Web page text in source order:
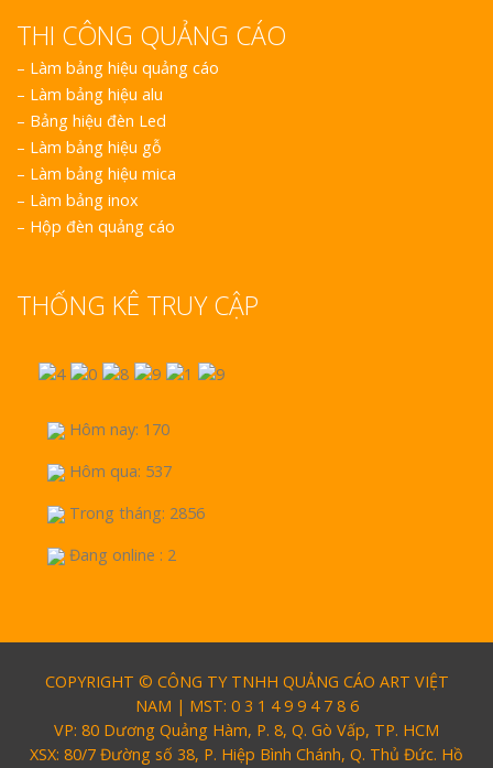
THI CÔNG QUẢNG CÁO
– Làm bảng hiệu quảng cáo
– Làm bảng hiệu alu
– Bảng hiệu đèn Led
– Làm bảng hiệu gỗ
– Làm bảng hiệu mica
– Làm bảng inox
– Hộp đèn quảng cáo
THỐNG KÊ TRUY CẬP
Hôm nay: 170
Hôm qua: 537
Trong tháng: 2856
Đang online : 2
COPYRIGHT © CÔNG TY TNHH QUẢNG CÁO ART VIỆT
NAM | MST: 0 3 1 4 9 9 4 7 8 6
VP: 80 Dương Quảng Hàm, P. 8, Q. Gò Vấp, TP. HCM
XSX: 80/7 Đường số 38, P. Hiệp Bình Chánh, Q. Thủ Đức. Hồ